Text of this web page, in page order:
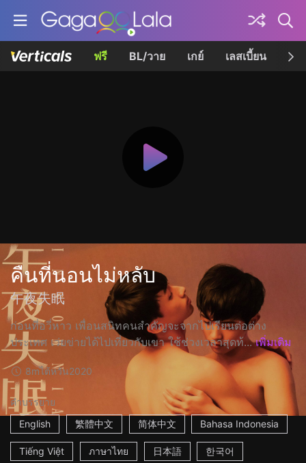
ฟรี BL/วาย เกย์ เลสเบี้ยน เค
คืนที่นอนไม่หลับ
午夜失眠
ก่อนที่อวี่หาว เพื่อนสนิทคนสำคัญจะจากไปเรียนต่อต่าง
ประเทศ เว่ยข่ายได้ไปเที่ยวกับเขา ใช้ช่วงเวลาสุดท้... เพิ่มเติม
8mไต้หวัน2020
คำบรรยาย
English
繁體中文 简体中文 Bahasa Indonesia
Tiếng Việt ภาษาไทย 日本語 한국어